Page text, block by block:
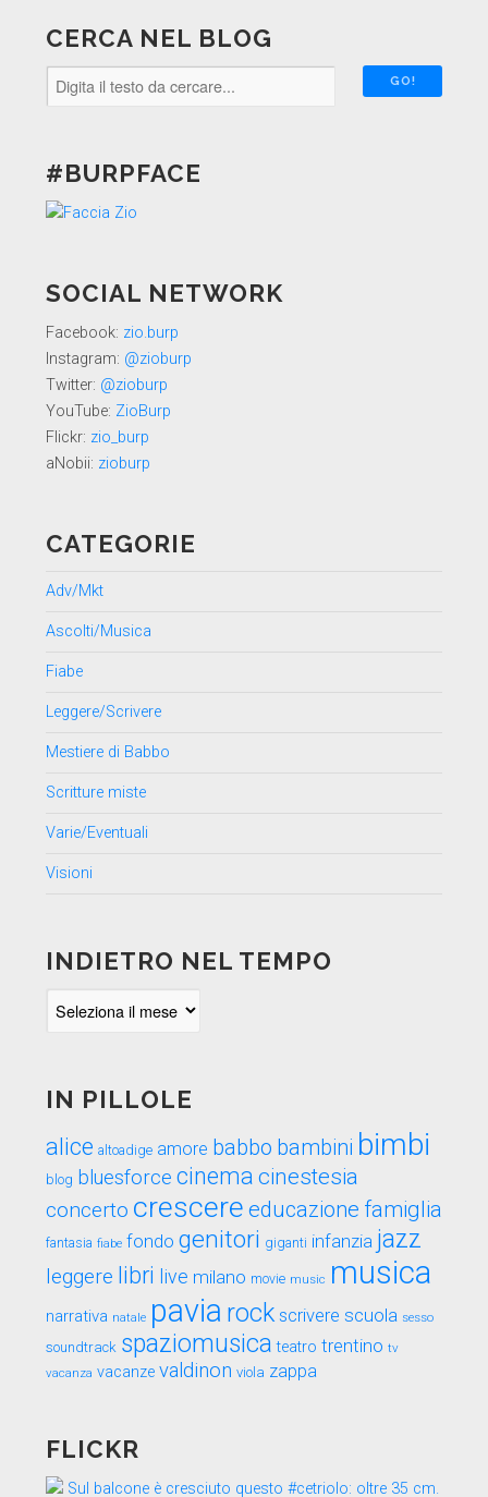
CERCA NEL BLOG
#BURPFACE
SOCIAL NETWORK
Facebook: zio.burp
Instagram: @zioburp
Twitter: @zioburp
YouTube: ZioBurp
Flickr: zio_burp
aNobii: zioburp
CATEGORIE
Adv/Mkt
Ascolti/Musica
Fiabe
Leggere/Scrivere
Mestiere di Babbo
Scritture miste
Varie/Eventuali
Visioni
INDIETRO NEL TEMPO
IN PILLOLE
alice altoadige amore babbo bambini bimbi
blog bluesforce cinema cinestesia
concerto crescere educazione famiglia
fantasia fiabe fondo genitori giganti infanzia jazz
leggere libri live milano movie music musica
narrativa natale pavia rock scrivere scuola sesso
soundtrack spaziomusica teatro trentino tv
vacanza vacanze valdinon viola zappa
FLICKR